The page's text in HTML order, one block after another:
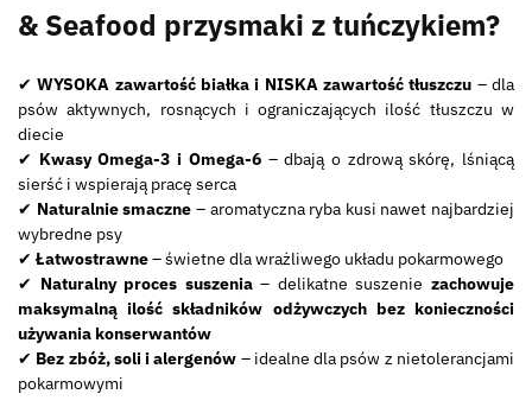
& Seafood przysmaki z tuńczykiem?
✔ WYSOKA zawartość białka i NISKA zawartość tłuszczu – dla
psów aktywnych, rosnących i ograniczających ilość tłuszczu w
diecie
✔ Kwasy Omega-3 i Omega-6 – dbają o zdrową skórę, lśniącą
sierść i wspierają pracę serca
✔ Naturalnie smaczne – aromatyczna ryba kusi nawet najbardziej
wybredne psy
✔ Łatwostrawne– świetne dla wrażliwego układu pokarmowego
✔ Naturalny proces suszenia – delikatne suszenie zachowuje
maksymalną ilość składników odżywczychbez konieczności
używania konserwantów
✔ Bez zbóż, soli i alergenów – idealne dla psów z nietolerancjami
pokarmowymi